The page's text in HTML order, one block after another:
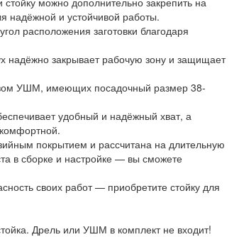
надёжной и устойчивой работы.
расположения заготовки благодаря
надёжно закрывает рабочую зону и защищает
УШМ, имеющих посадочный размер 38-
удобный и надёжный хват, а
покрытием и рассчитана на длительную
в сборке и настройке — вы сможете
своих работ — приобретите стойку для
Дрель или УШМ в комплект не входит!